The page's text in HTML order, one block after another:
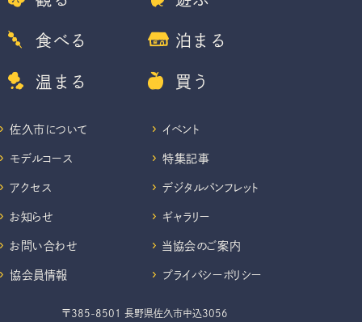
食べる 泊まる
温まる 買う
佐久市について イベント
モデルコース 特集記事
アクセス デジタルパンフレット
お知らせ ギャラリー
お問い合わせ 当協会のご案内
協会員情報 プライバシーポリシー
〒385-8501 長野県佐久市中込3056